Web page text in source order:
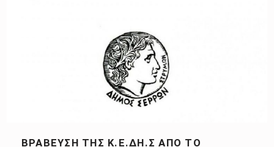
ΒΡΆΒΕΥΣΗ ΤΗΣ Κ.Ε.ΔΗ.Σ ΑΠΌ ΤΟ